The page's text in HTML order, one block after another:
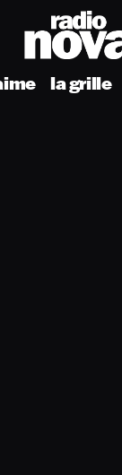
la grille